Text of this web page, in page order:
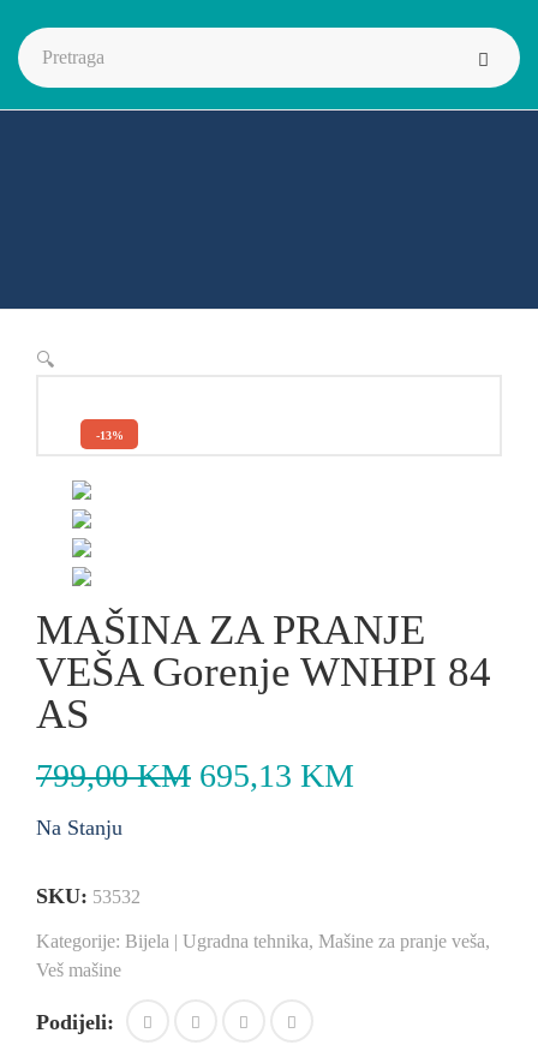
🔍
-13%
MAŠINA ZA PRANJE
VEŠA Gorenje WNHPI 84
AS
799,00KM 695,13 KM
Na Stanju
SKU: 53532
Kategorije: Bijela | Ugradna tehnika, Mašine za pranje veša,
Veš mašine
Podijeli: